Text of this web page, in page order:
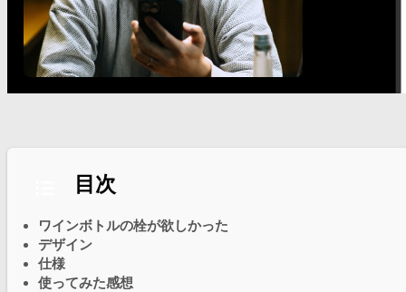
目次
ワインボトルの栓が欲しかった
デザイン
仕様
使ってみた感想